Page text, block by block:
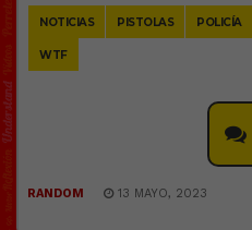
NOTICIAS PISTOLAS POLICÍA
WTF
RANDOM 13 MAYO, 2023